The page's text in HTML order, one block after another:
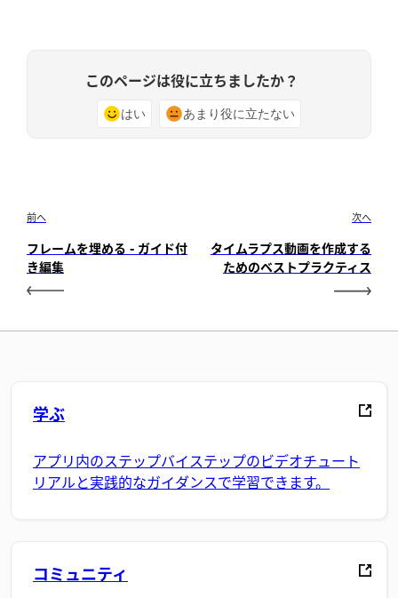
このページは役に立ちましたか？
はい あまり役に立たない
前へ
フレームを埋める - ガイド付
き編集
次へ
タイムラプス動画を作成する
ためのベストプラクティス
学ぶ
アプリ内のステップバイステップのビデオチュート
リアルと実践的なガイダンスで学習できます。
コミュニティ